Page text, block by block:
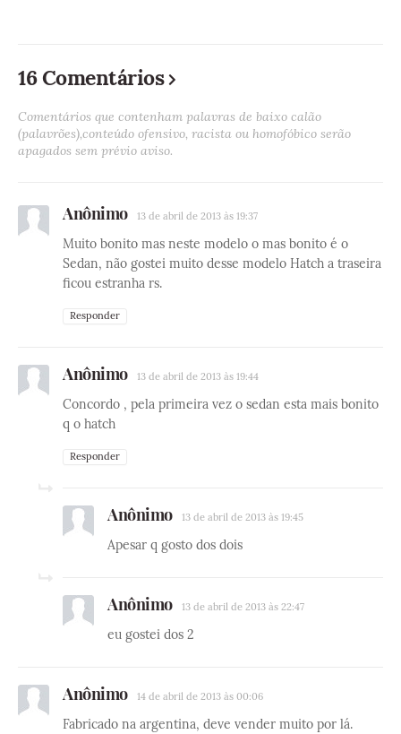
16 Comentários
Comentários que contenham palavras de baixo calão
(palavrões),conteúdo ofensivo, racista ou homofóbico serão
apagados sem prévio aviso.
Anônimo 13 de abril de 2013 às 19:37
Muito bonito mas neste modelo o mas bonito é o
Sedan, não gostei muito desse modelo Hatch a traseira
ficou estranha rs.
Responder
Anônimo 13 de abril de 2013 às 19:44
Concordo , pela primeira vez o sedan esta mais bonito
q o hatch
Responder
Anônimo 13 de abril de 2013 às 19:45
Apesar q gosto dos dois
Anônimo 13 de abril de 2013 às 22:47
eu gostei dos 2
Anônimo 14 de abril de 2013 às 00:06
Fabricado na argentina, deve vender muito por lá.